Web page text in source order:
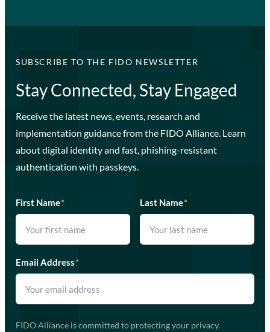
SUBSCRIBE TO THE FIDO NEWSLETTER
Stay Connected, Stay Engaged
Receive the latest news, events, research and
implementation guidance from the FIDO Alliance. Learn
about digital identity and fast, phishing-resistant
authentication with passkeys.
First Name* Last Name*
Email Address*
FIDO Alliance is committed to protecting your privacy.